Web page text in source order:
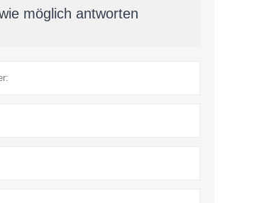
möglich antworten